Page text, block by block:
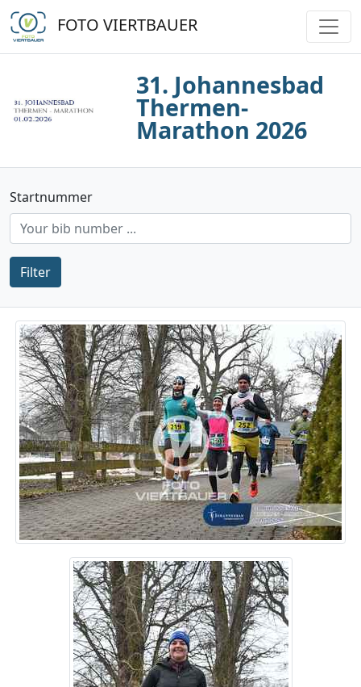
FOTO VIERTBAUER
31. Johannesbad
Thermen-
Marathon 2026
Startnummer
Filter